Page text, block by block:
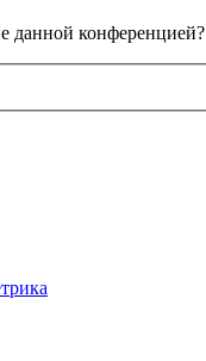
данной конференцией?